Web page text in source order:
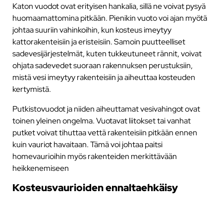
Katon vuodot ovat erityisen hankalia, sillä ne voivat pysyä
huomaamattomina pitkään. Pienikin vuoto voi ajan myötä
johtaa suuriin vahinkoihin, kun kosteus imeytyy
kattorakenteisiin ja eristeisiin. Samoin puutteelliset
sadevesijärjestelmät, kuten tukkeutuneet rännit, voivat
ohjata sadevedet suoraan rakennuksen perustuksiin,
mistä vesi imeytyy rakenteisiin ja aiheuttaa kosteuden
kertymistä.
Putkistovuodot ja niiden aiheuttamat vesivahingot ovat
toinen yleinen ongelma. Vuotavat liitokset tai vanhat
putket voivat tihuttaa vettä rakenteisiin pitkään ennen
kuin vauriot havaitaan. Tämä voi johtaa paitsi
homevaurioihin myös rakenteiden merkittävään
heikkenemiseen
Kosteusvaurioiden ennaltaehkäisy